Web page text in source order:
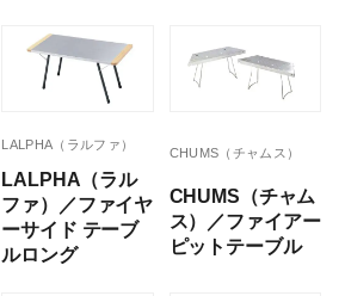
LALPHA（ラルファ）
LALPHA（ラル
ファ）／ファイヤ
ーサイド テーブ
ルロング
CHUMS（チャムス）
CHUMS（チャム
ス）／ファイアー
ピットテーブル